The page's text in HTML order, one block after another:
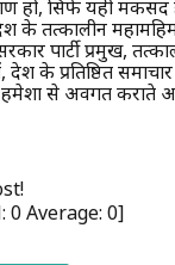
हो, सिर्फ यही
के तत्कालीन महामहिम
पार्टी प्रमुख,
के प्रतिष्ठित समाचार
से अवगत कराते
0Average: 0]